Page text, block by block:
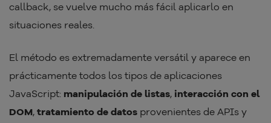
callback, se vuelve mucho más fácil aplicarlo en
situaciones reales.
El método es extremadamente versátil y aparece en
prácticamente todos los tipos de aplicaciones
JavaScript: manipulación de listas, interacción con el
DOM, tratamiento de datos provenientes de APIs y